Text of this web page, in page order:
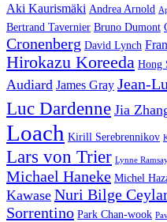
Aki Kaurismäki Andrea Arnold
Bertrand Tavernier Bruno Dumont
Cronenberg David Lynch
Hirokazu Koreeda Hong
Audiard James Gray Jean-
Luc Dardenne Jia
Loach Kirill Serebrennikov
Lars von Trier Lynne
Michael Haneke Michel
Kawase Nuri Bilge
Sorrentino Park Chan-wook